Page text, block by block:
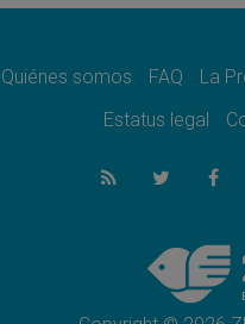
06.08.2026
06.08.2026
«Hoy nos
Líbano:
medio de
Hiroshima y
Comienzan
Quiénes somos FAQ La
Estatus legal